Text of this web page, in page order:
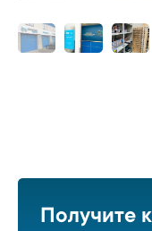
Получите